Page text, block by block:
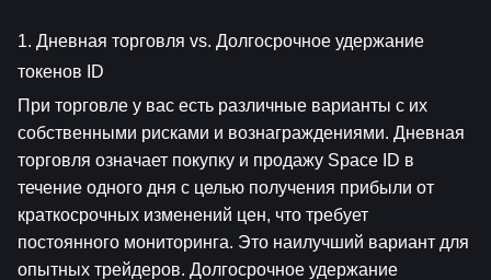
1. Дневная торговля vs. Долгосрочное удержание
токенов ID
При торговле у вас есть различные варианты с их
собственными рисками и вознаграждениями. Дневная
торговля означает покупку и продажу Space ID в
течение одного дня с целью получения прибыли от
краткосрочных изменений цен, что требует
постоянного мониторинга. Это наилучший вариант для
опытных трейдеров. Долгосрочное удержание